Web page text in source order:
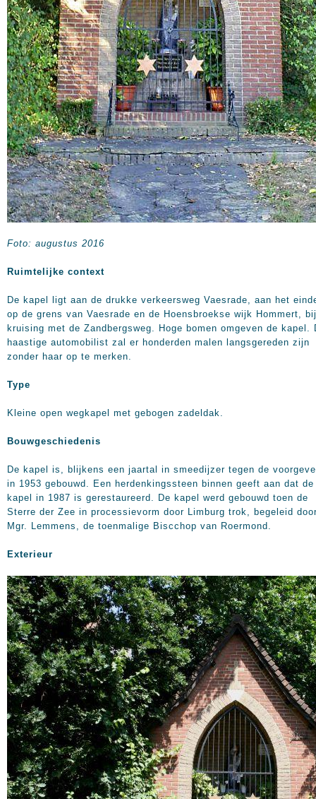
Foto: augustus 2016
Ruimtelijke context
De kapel ligt aan de drukke verkeersweg Vaesrade, aan het
op de grens van Vaesrade en de Hoensbroekse wijk Hommert,
kruising met de Zandbergsweg. Hoge bomen omgeven de kapel.
haastige automobilist zal er honderden malen langsgereden zijn
zonder haar op te merken.
Type
Kleine open wegkapel met gebogen zadeldak.
Bouwgeschiedenis
De kapel is, blijkens een jaartal in smeedijzer tegen de
in 1953 gebouwd. Een herdenkingssteen binnen geeft aan dat de
kapel in 1987 is gerestaureerd. De kapel werd gebouwd toen de
Sterre der Zee in processievorm door Limburg trok, begeleid
Mgr. Lemmens, de toenmalige Biscchop van Roermond.
Exterieur